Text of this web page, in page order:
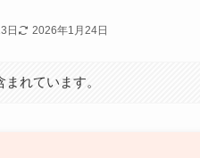
日 2026年1月24日
れています。